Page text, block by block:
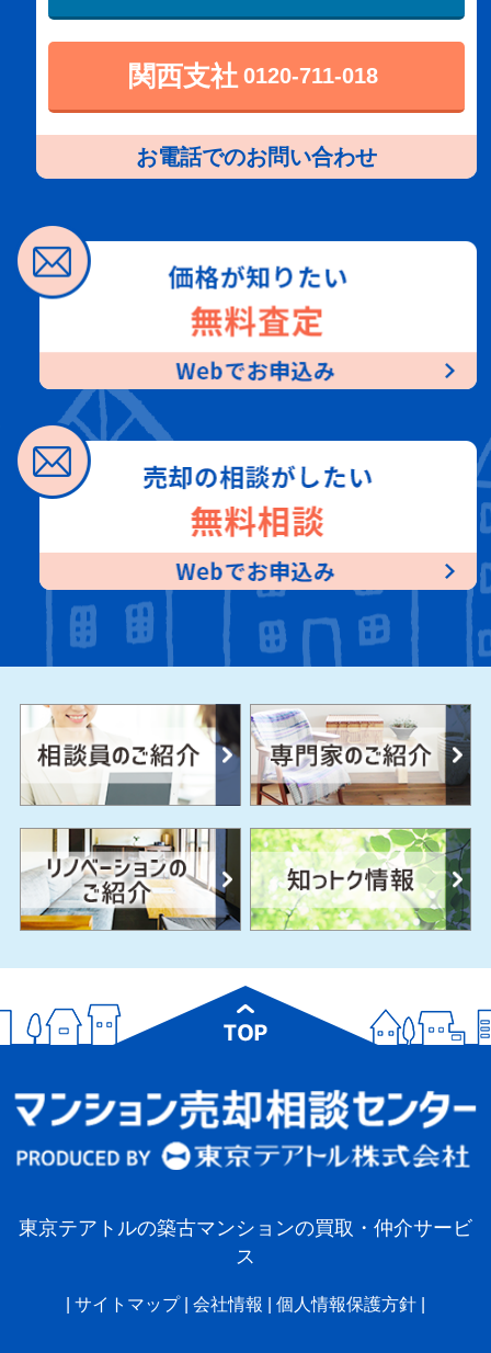
関西支社 0120-711-018
お電話でのお問い合わせ
東京テアトルの築古マンションの買取・仲介サービ
ス
サイトマップ 会社情報 個人情報保護方針|